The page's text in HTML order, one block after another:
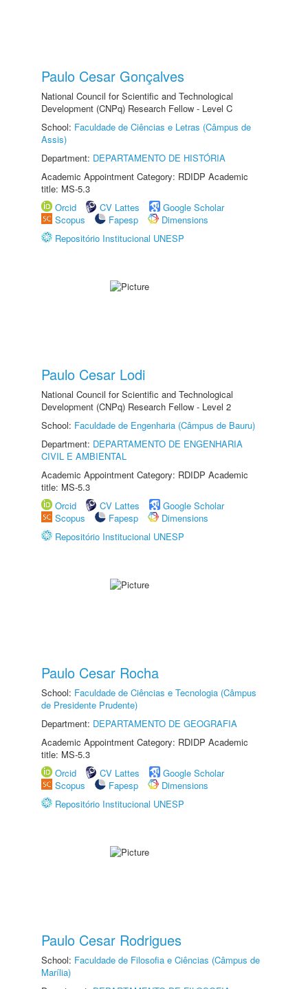
Paulo Cesar Gonçalves
National Council for Scientific and Technological
Development (CNPq) Research Fellow - Level C
School: Faculdade de Ciências e Letras (Câmpus de
Assis)
Department: DEPARTAMENTO DE HISTÓRIA
Academic Appointment Category: RDIDP Academic
title: MS-5.3
Orcid
CV Lattes
Google Scholar
Scopus
Fapesp
Dimensions
Repositório Institucional UNESP
Paulo Cesar Lodi
National Council for Scientific and Technological
Development (CNPq) Research Fellow - Level 2
School: Faculdade de Engenharia (Câmpus de Bauru)
Department: DEPARTAMENTO DE ENGENHARIA
CIVIL E AMBIENTAL
Academic Appointment Category: RDIDP Academic
title: MS-5.3
Orcid
CV Lattes
Google Scholar
Scopus
Fapesp
Dimensions
Repositório Institucional UNESP
Paulo Cesar Rocha
School: Faculdade de Ciências e Tecnologia (Câmpus
de Presidente Prudente)
Department: DEPARTAMENTO DE GEOGRAFIA
Academic Appointment Category: RDIDP Academic
title: MS-5.3
Orcid
CV Lattes
Google Scholar
Scopus
Fapesp
Dimensions
Repositório Institucional UNESP
Paulo Cesar Rodrigues
School: Faculdade de Filosofia e Ciências (Câmpus de
Marília)